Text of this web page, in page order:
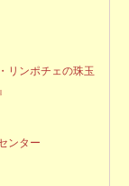
リンポチェの珠玉
ンター